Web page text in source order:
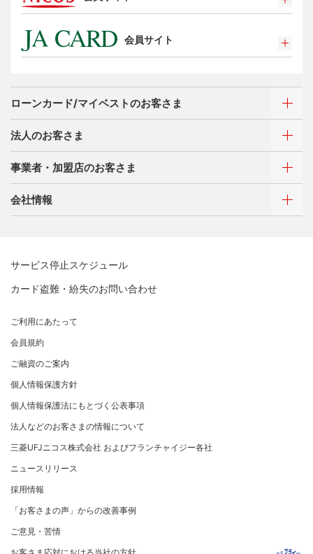
選べるお支払方法
カードローン・キャッシング
お客さまサポート
特典・サービス
選べるお支払方法
お客さまサポート
サイトマップ
会員サイト
特典・サービス
選べるお支払方法
お客さまサポート
サイトマップ
ローンカード/マイベストのお客さま
ご利用・お支払い方法
ATMネットワーク
借入時残高スライドリボルビング方式
各種照会・お手続き
三菱UFJニコス ローンカード 各種規約
法人のお客さま
三菱ＵＦＪカード会員の方
NICOSカード会員の方
プラチナ会員さま専用の特別なサービス Platinum
Special Service
大規模企業のお客さまだけにご利用いただけるサービス
各種照会・お手続き
法人のお客さま サイトマップ
法人向けポータルサイト
事業者・加盟店のお客さま
お取り扱いいただけるカード情報とお支払い情報
加盟店規約/その他ご注意事項
個人情報のお取り扱いに関するお願い
[EC加盟店さまへ] 情報漏えい対策のお願い
[EC加盟店さまへ] 不正ログイン対策のお願い
各種お問い合わせ
サービス・ソリューション
ト）
セキュリティサービス
よくあるご質問
事業者・加盟店のお客さま
法人向けポータルサイト
会社情報
三菱UFJニコスについて
経営ビジョン・行動規範
企業姿勢・ポリシー
コンプライアンス
コーポレートガバナンスについて
情報セキュリティの取り組み
リスク管理
マネー・ローンダリングおよびテロ資金供与等の対策に
関する取り組み
個人情報保護方針
クレジットポリシー
金融商品販売などの勧誘方針
お客さま応対における当社の方針
サステナビリティへの取り組み
サステナビリティへの取り組み
SDGsの達成に向けて
復興支援活動
お客さまに寄り添う
従業員とともに
MUFGグループ/サステナビリティサイト
ニュースリリース
お問い合わせ
重要なお知らせ
サービス停止スケジュール
カード盗難・紛失のお問い合わせ
ご利用にあたって
会員規約
ご融資のご案内
個人情報保護方針
個人情報保護法にもとづく公表事項
法人などのお客さまの情報について
三菱UFJニコス株式会社 およびフランチャイジー各社
ニュースリリース
採用情報
「お客さまの声」からの改善事例
ご意見・苦情